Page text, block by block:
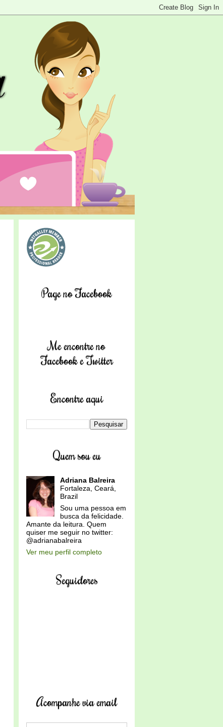
Page no Facebook
Me encontre no
Facebook e Twitter
Encontre aqui
Quem sou eu
Adriana Balreira
Fortaleza, Ceará,
Brazil
Sou uma pessoa em
busca da felicidade.
Amante da leitura. Quem
quiser me seguir no twitter:
@adrianabalreira
Ver meu perfil completo
Seguidores
Acompanhe via email